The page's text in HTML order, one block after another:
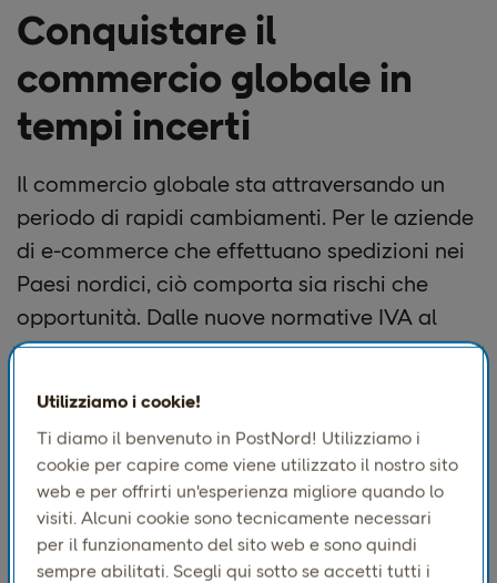
Conquistare il
commercio globale in
tempi incerti
Il commercio globale sta attraversando un
periodo di rapidi cambiamenti. Per le aziende
di e-commerce che effettuano spedizioni nei
Paesi nordici, ciò comporta sia rischi che
opportunità. Dalle nuove normative IVA al
cambiamento delle abitudini dei consumatori,
forte.
In PostNord collaboriamo quotidianamente
con marchi globali per aiutarli ad avere
successo in questo mercato. Durante il nostro
recente webinar"Winning Global Trade in
Utilizziamo i cookie!
Ti diamo il benvenuto in PostNord! Utilizziamo i
cookie per capire come viene utilizzato il nostro sito
web e per offrirti un'esperienza migliore quando lo
visiti. Alcuni cookie sono tecnicamente necessari
per il funzionamento del sito web e sono quindi
sempre abilitati. Scegli qui sotto se accetti tutti i